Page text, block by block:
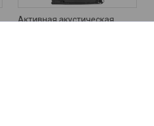
Активная акустическая